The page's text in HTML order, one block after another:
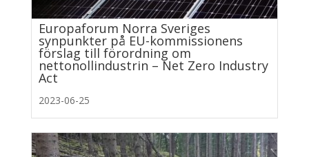
Europaforum Norra Sveriges
synpunkter på EU-kommissionens
förslag till förordning om
nettonollindustrin – Net Zero Industry
Act
2023-06-25